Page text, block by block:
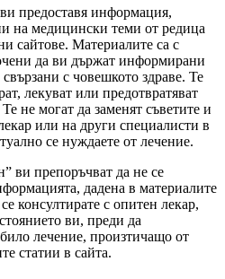
предоставя информация,
на медицински теми от редица
сайтове. Материалите са с
да ви държат информирани
с човешкото здраве. Те
лекуват или предотвратяват
не могат да заменят съветите и
или на други специалисти в
се нуждаете от лечение.
ви препоръчват да не се
дадена в материалите
консултирате с опитен лекар,
ви, преди да
лечение, произтичащо от
статии в сайта.